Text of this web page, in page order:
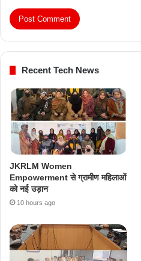
Recent Tech News
JKRLM Women
Empowerment से ग्रामीण महिलाओं
को नई उड़ान
10 hours ago